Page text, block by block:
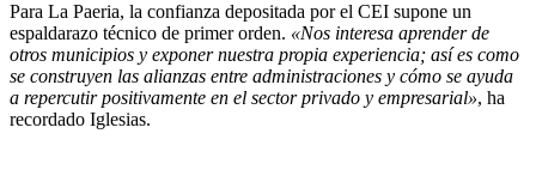
Para La Paeria, la confianza depositada por el CEI supone un
espaldarazo técnico de primer orden. «Nos interesa aprender de
otros municipios y exponer nuestra propia experiencia; así es como
se construyen las alianzas entre administraciones y cómo se ayuda
a repercutir positivamente en el sector privado y empresarial», ha
recordado Iglesias.